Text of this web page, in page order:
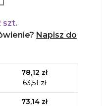
szt.
Napisz do
78,12 zł
63,51 zł
73,14 zł